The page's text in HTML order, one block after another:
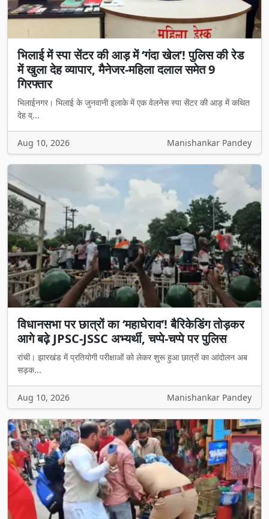
भिलाई में स्पा सेंटर की आड़ में ‘गंदा खेल’! पुलिस की रेड
में खुला देह व्यापार, मैनेजर-महिला दलाल समेत 9
गिरफ्तार
भिलाईनगर। भिलाई के जुनवानी इलाके में एक वेलनेस स्पा सेंटर की आड़ में कथित
देह व्...
Aug 10, 2026 Manishankar Pandey
विधानसभा पर छात्रों का ‘महाघेराव’! बैरिकेडिंग तोड़कर
आगे बढ़े JPSC-JSSC अभ्यर्थी, चप्पे-चप्पे पर पुलिस
रांची। झारखंड में प्रतियोगी परीक्षाओं को लेकर शुरू हुआ छात्रों का आंदोलन अब
सड़क...
Aug 10, 2026 Manishankar Pandey